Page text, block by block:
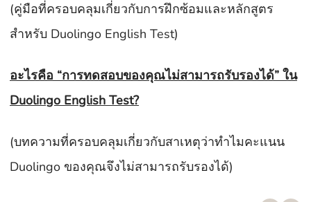
(คู่มือที่ครอบคลุมเกี่ยวกับการฝึกซ้อมและหลักสูตร
สำหรับ Duolingo English Test)
อะไรคือ “การทดสอบของคุณไม่สามารถรับรองได้” ใน
Duolingo English Test?
(บทความที่ครอบคลุมเกี่ยวกับสาเหตุว่าทำไมคะแนน
Duolingo ของคุณจึงไม่สามารถรับรองได้)